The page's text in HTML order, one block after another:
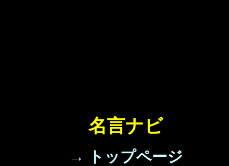
名言ナビ
→ トップページ